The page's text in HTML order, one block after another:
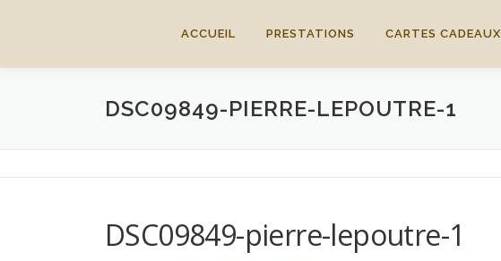
ACCUEIL PRESTATIONS CARTES CADEAUX
DSC09849-PIERRE-LEPOUTRE-1
DSC09849-pierre-lepoutre-1